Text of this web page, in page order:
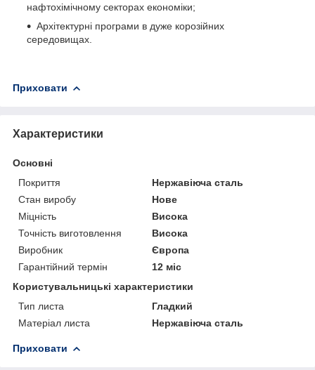
нафтохімічному секторах економіки;
Архітектурні програми в дуже корозійних
середовищах.
Приховати
Характеристики
Основні
Покриття
Нержавіюча сталь
Стан виробу
Нове
Міцність
Висока
Точність виготовлення
Висока
Виробник
Європа
Гарантійний термін
12 міс
Користувальницькі характеристики
Тип листа
Гладкий
Матеріал листа
Нержавіюча сталь
Приховати